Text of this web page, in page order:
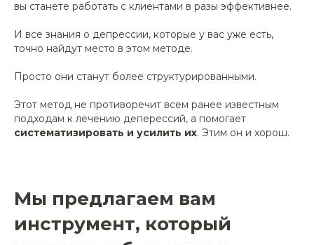
вы станете работать с клиентами в разы эффективнее.
И все знания о депрессии, которые у вас уже есть,
точно найдут место в этом методе.
Просто они станут более структурированными.
Этот метод не противоречит всем ранее известным
подходам к лечению деперессий, а помогает
систематизировать и усилить их. Этим он и хорош.
Мы предлагаем вам
инструмент, который